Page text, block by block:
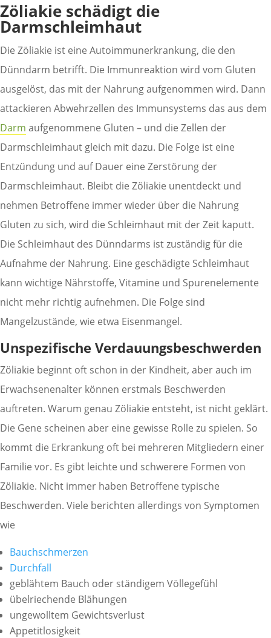
Zöliakie schädigt die
Darmschleimhaut
Die Zöliakie ist eine Autoimmunerkrankung, die den
Dünndarm betrifft. Die Immunreaktion wird vom Gluten
ausgelöst, das mit der Nahrung aufgenommen wird. Dann
attackieren Abwehrzellen des Immunsystems das aus dem
Darm aufgenommene Gluten – und die Zellen der
Darmschleimhaut gleich mit dazu. Die Folge ist eine
Entzündung und auf Dauer eine Zerstörung der
Darmschleimhaut. Bleibt die Zöliakie unentdeckt und
nehmen Betroffene immer wieder über die Nahrung
Gluten zu sich, wird die Schleimhaut mit der Zeit kaputt.
Die Schleimhaut des Dünndarms ist zuständig für die
Aufnahme der Nahrung. Eine geschädigte Schleimhaut
kann wichtige Nährstoffe, Vitamine und Spurenelemente
nicht mehr richtig aufnehmen. Die Folge sind
Mangelzustände, wie etwa Eisenmangel.
Unspezifische Verdauungsbeschwerden
Zöliakie beginnt oft schon in der Kindheit, aber auch im
Erwachsenenalter können erstmals Beschwerden
auftreten. Warum genau Zöliakie entsteht, ist nicht geklärt.
Die Gene scheinen aber eine gewisse Rolle zu spielen. So
kommt die Erkrankung oft bei mehreren Mitgliedern einer
Familie vor. Es gibt leichte und schwerere Formen von
Zöliakie. Nicht immer haben Betroffene typische
Beschwerden. Viele berichten allerdings von Symptomen
wie
Bauchschmerzen
Durchfall
geblähtem Bauch oder ständigem Völlegefühl
übelriechende Blähungen
ungewolltem Gewichtsverlust
Appetitlosigkeit